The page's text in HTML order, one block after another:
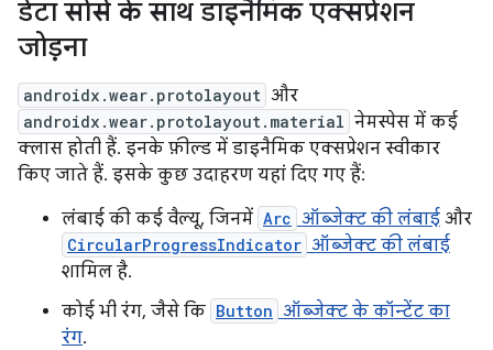
डेटा सोर्स के साथ डाइनैमिक एक्सप्रेशन
जोड़ना
androidx.wear.protolayout और
androidx.wear.protolayout.material नेमस्पेस में कई
क्लास होती हैं. इनके फ़ील्ड में डाइनैमिक एक्सप्रेशन स्वीकार
किए जाते हैं. इसके कुछ उदाहरण यहां दिए गए हैं:
लंबाई की कई वैल्यू, जिनमें Arc ऑब्जेक्ट की लंबाई और
CircularProgressIndicator ऑब्जेक्ट की लंबाई
शामिल है.
कोई भी रंग, जैसे कि Button ऑब्जेक्ट के कॉन्टेंट का
रंग.